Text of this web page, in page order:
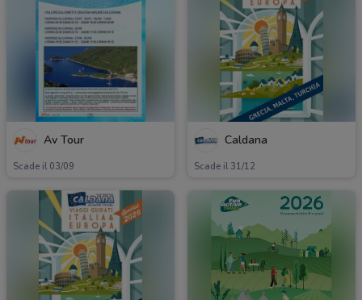
Av Tour
Scade il 03/09
Caldana
Scade il 31/12